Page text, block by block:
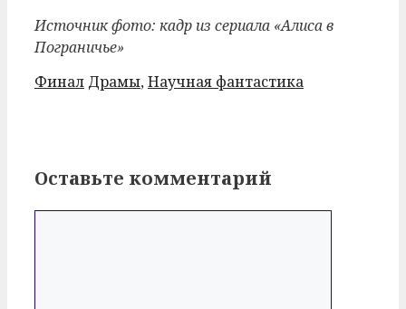
Источник фото: кадр из сериала «Алиса в
Пограничье»
Рубрики
Финал Метки
Драмы,Научная фантастика
Оставьте комментарий